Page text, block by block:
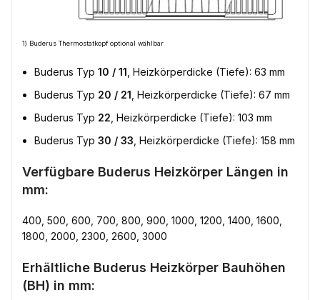
1) Buderus Thermostatkopf optional wählbar
Buderus Typ 10 / 11 , Heizkörperdicke (Tiefe): 63 mm
Buderus Typ 20 / 21 , Heizkörperdicke (Tiefe): 67 mm
Buderus Typ 22 , Heizkörperdicke (Tiefe): 103 mm
Buderus Typ 30 / 33 , Heizkörperdicke (Tiefe): 158 mm
Verfügbare Buderus Heizkörper Längen in
mm:
400, 500, 600, 700, 800, 900, 1000, 1200, 1400, 1600,
1800, 2000, 2300, 2600, 3000
Erhältliche Buderus Heizkörper Bauhöhen
(BH) in mm: